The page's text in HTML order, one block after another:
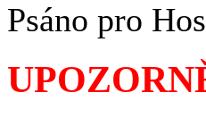
Psáno pro